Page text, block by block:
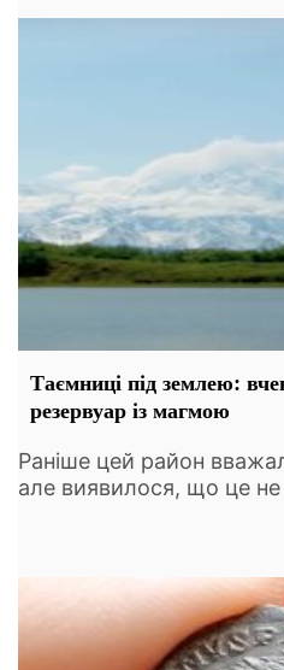
Таємниці під землею:
резервуар із магмою
Раніше цей район
але виявилося, що це не